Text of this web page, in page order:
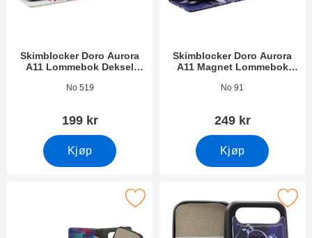
Skimblocker Doro Aurora
A11 Lommebok Deksel
Varenummer 53461
No 519
199 kr
Kjøp
Skimblocker Doro Aurora
A11 Magnet Lommebok
Varenummer 53462
No 91
249 kr
Kjøp
Doro Aurora A11 Magnet Lommebok Deksel Design som
Merk magnet Deksel Doro